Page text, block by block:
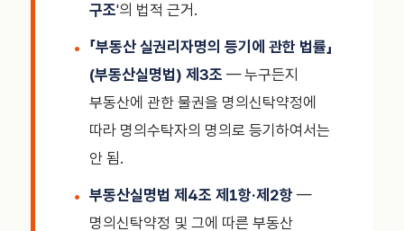
구조'의 법적 근거.
「부동산 실권리자명의 등기에 관한 법률」
(부동산실명법) 제3조 — 누구든지
부동산에 관한 물권을 명의신탁약정에
따라 명의수탁자의 명의로 등기하여서는
안 됨.
부동산실명법 제4조 제1항·제2항 —
명의신탁약정 및 그에 따른 부동산